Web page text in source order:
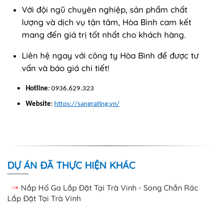
Với đội ngũ chuyên nghiệp, sản phẩm chất
lượng và dịch vụ tận tâm, Hòa Bình cam kết
mang đến giá trị tốt nhất cho khách hàng.
Liên hệ ngay với công ty Hòa Bình để được tư
vấn và báo giá chi tiết!
Hotline: 0936.629.323
Website: https://sangrating.vn/
DỰ ÁN ĐÃ THỰC HIỆN KHÁC
Nắp Hố Ga Lắp Đặt Tại Trà Vinh - Song Chắn Rác
Lắp Đặt Tại Trà Vinh